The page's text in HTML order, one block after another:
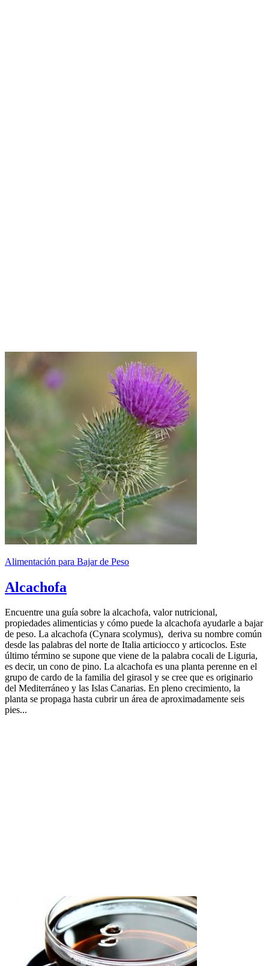
Alimentación para Bajar de Peso
Alcachofa
Encuentre una guía sobre la alcachofa, valor nutricional,
propiedades alimenticias y cómo puede la alcachofa ayudarle a bajar
de peso. La alcachofa (Cynara scolymus), deriva su nombre común
desde las palabras del norte de Italia articiocco y articoclos. Este
último término se supone que viene de la palabra cocali de Liguria,
es decir, un cono de pino. La alcachofa es una planta perenne en el
grupo de cardo de la familia del girasol y se cree que es originario
del Mediterráneo y las Islas Canarias. En pleno crecimiento, la
planta se propaga hasta cubrir un área de aproximadamente seis
pies...